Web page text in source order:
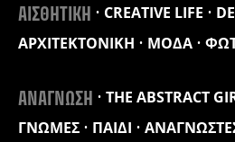
ΑΙΣΘΗΤΙΚΗ CREATIVE LIFE
ΑΡΧΙΤΕΚΤΟΝΙΚΗ
ΜΟΔΑ
ΑΝΑΓΝΩΣΗ THE ABSTRACT
ΓΝΩΜΕΣ
ΠΑΙΔΙ